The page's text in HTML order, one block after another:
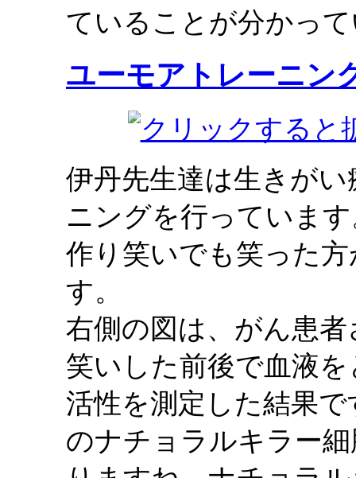
ていることが分かっ
ユーモアトレーニン
伊丹先生達は生きが
ニングを行っていま
作り笑いでも笑った
す。
右側の図は、がん患
笑いした前後で血液
活性を測定した結果
のナチョラルキラー